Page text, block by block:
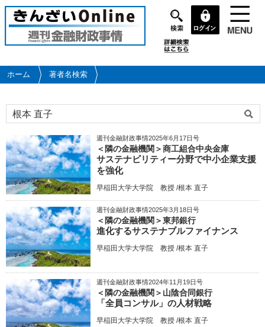
メ
イ
コ
ン
移
動
ホーム 著者名検索
週刊金融財政事情2025年6月17日号
＜隣の金融機関＞商工組合中央金庫
サステナビリティー分野で中小企業支援
を強化
早稲田大学大学院 教授 /根本 直子
週刊金融財政事情2025年3月18日号
＜隣の金融機関＞東邦銀行
進化するサステナブルファイナンス
早稲田大学大学院 教授 /根本 直子
週刊金融財政事情2024年11月19日号
＜隣の金融機関＞山陰合同銀行
「全員コンサル」の人材戦略
早稲田大学大学院 教授 /根本 直子